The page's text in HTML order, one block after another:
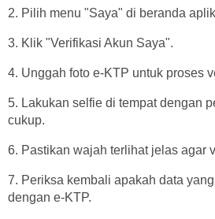
2. Pilih menu "Saya" di beranda
3. Klik "Verifikasi Akun Saya".
4. Unggah foto e-KTP untuk proses
5. Lakukan selfie di tempat dengan
cukup.
6. Pastikan wajah terlihat jelas agar
7. Periksa kembali apakah data
dengan e-KTP.